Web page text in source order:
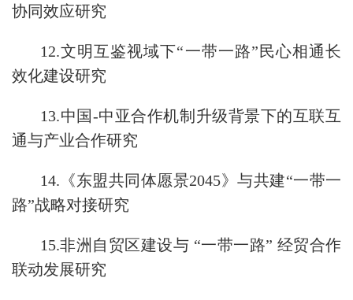
协同效应研究
12.文明互鉴视域下“一带一路”民心相通长
效化建设研究
13.中国-中亚合作机制升级背景下的互联互
通与产业合作研究
14.《东盟共同体愿景2045》与共建“一带一
路”战略对接研究
15.非洲自贸区建设与 “一带一路” 经贸合作
联动发展研究